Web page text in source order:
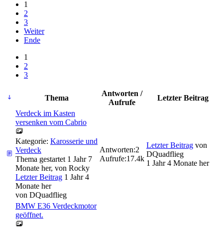
1
2
3
Weiter
Ende
1
2
3
Thema
Antworten /
Aufrufe
Letzter Beitrag
Verdeck im Kasten
versenken vom Cabrio
Kategorie: Karosserie und
Verdeck
Thema gestartet 1 Jahr 7
Monate her, von Rocky
Letzter Beitrag 1 Jahr 4
Monate her
von DQuadflieg
Antworten:2
Aufrufe:17.4k
Letzter Beitrag von
DQuadflieg
1 Jahr 4 Monate her
BMW E36 Verdeckmotor
geöffnet.